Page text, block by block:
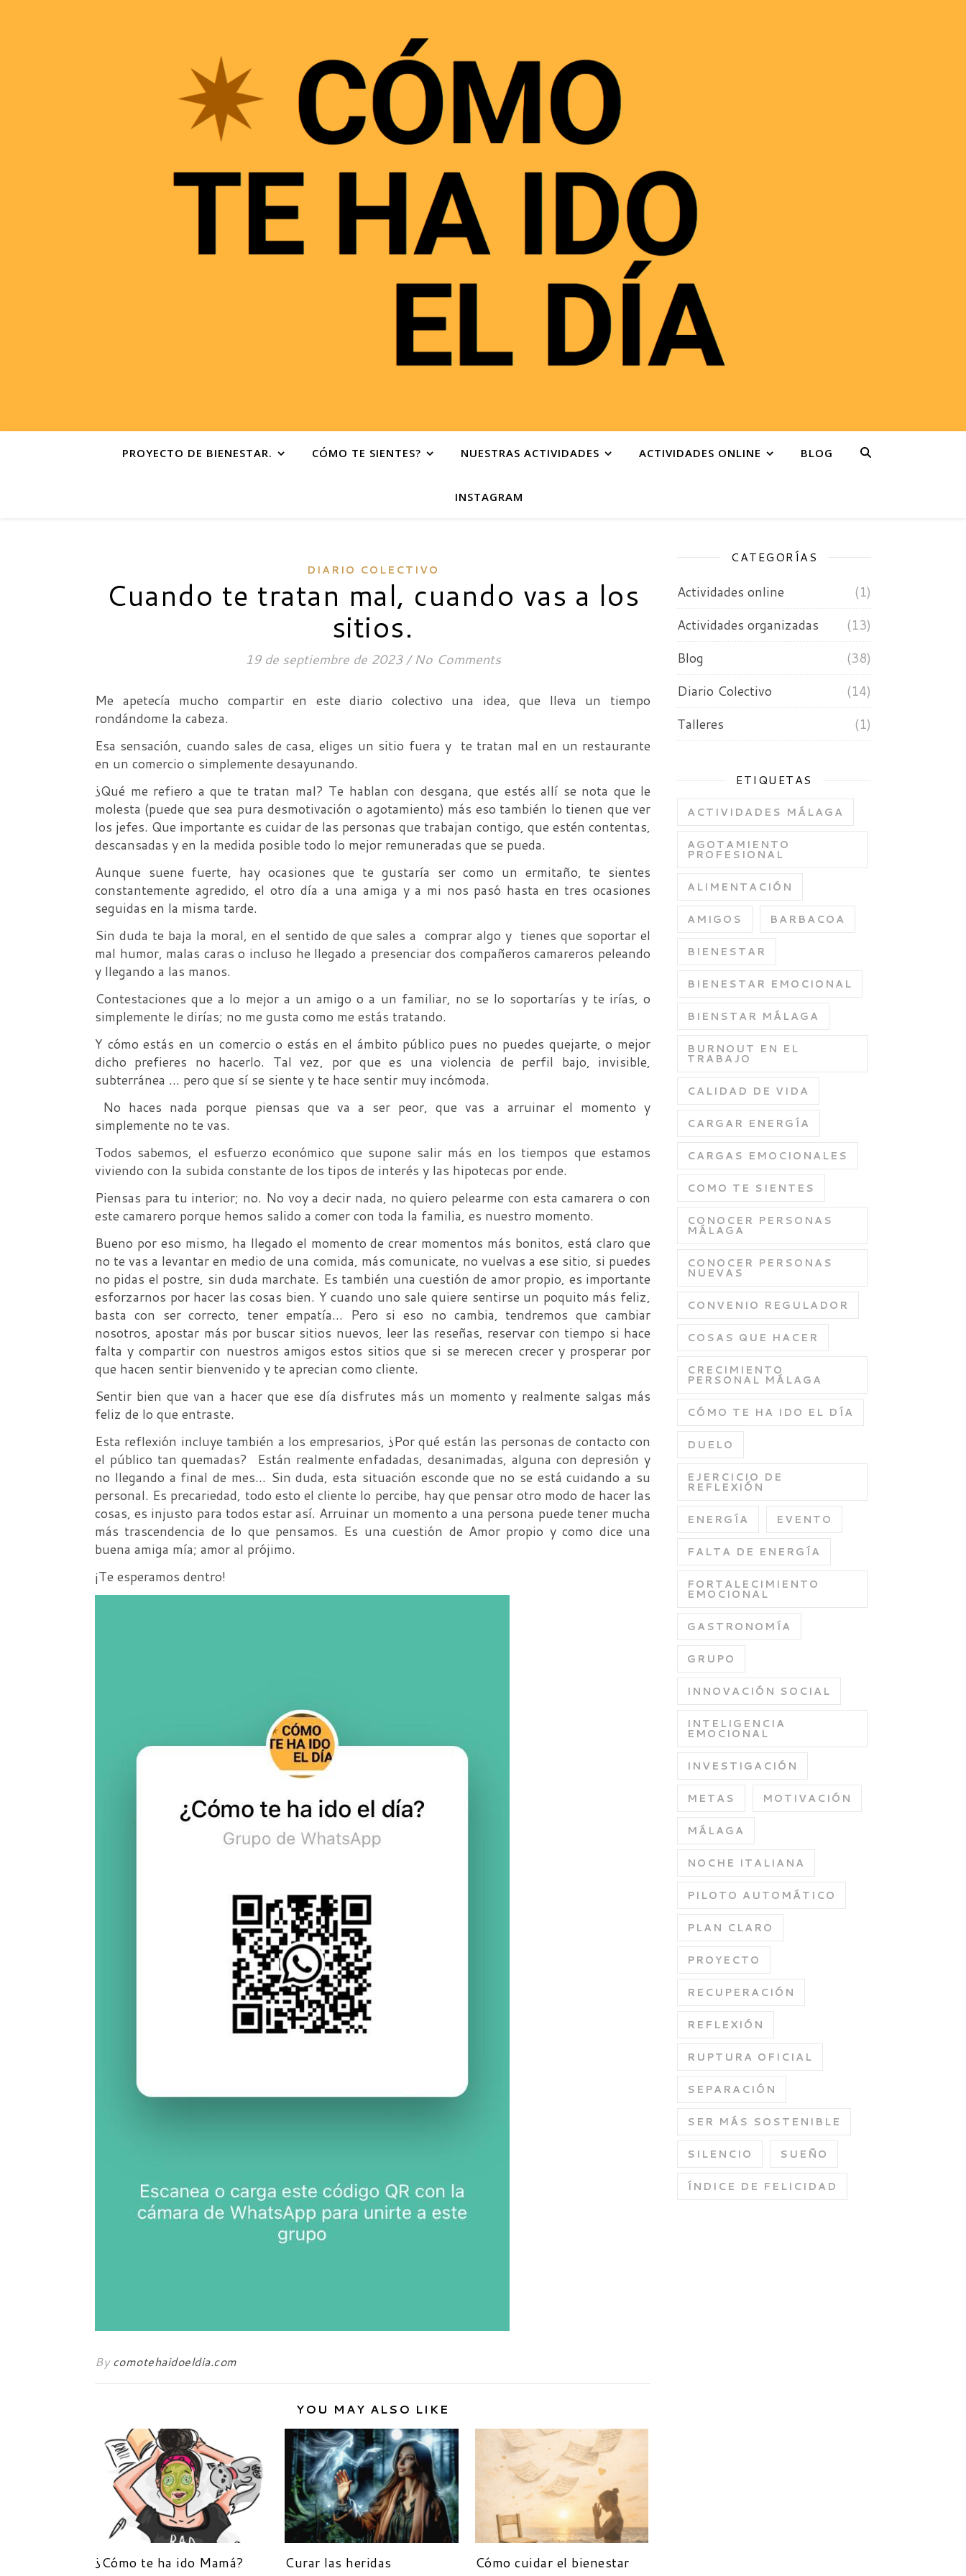
PROYECTO DE BIENESTAR. CÓMO TE SIENTES? NUESTRAS ACTIVIDADES ACTIVIDADES ONLINE BLOG
INSTAGRAM
DIARIO COLECTIVO
Cuando te tratan mal, cuando vas a los
sitios.
19 de septiembre de 2023 / No Comments
Me apetecía mucho compartir en este diario colectivo una idea, que lleva un tiempo
rondándome la cabeza.
Esa sensación, cuando sales de casa, eliges un sitio fuera y te tratan mal en un restaurante
en un comercio o simplemente desayunando.
¿Qué me refiero a que te tratan mal? Te hablan con desgana, que estés allí se nota que le
molesta (puede que sea pura desmotivación o agotamiento) más eso también lo tienen que ver
los jefes. Que importante es cuidar de las personas que trabajan contigo, que estén contentas,
descansadas y en la medida posible todo lo mejor remuneradas que se pueda.
Aunque suene fuerte, hay ocasiones que te gustaría ser como un ermitaño, te sientes
constantemente agredido, el otro día a una amiga y a mi nos pasó hasta en tres ocasiones
seguidas en la misma tarde.
Sin duda te baja la moral, en el sentido de que sales a comprar algo y tienes que soportar el
mal humor, malas caras o incluso he llegado a presenciar dos compañeros camareros peleando
y llegando a las manos.
Contestaciones que a lo mejor a un amigo o a un familiar, no se lo soportarías y te irías, o
simplemente le dirías; no me gusta como me estás tratando.
Y cómo estás en un comercio o estás en el ámbito público pues no puedes quejarte, o mejor
dicho prefieres no hacerlo. Tal vez, por que es una violencia de perfil bajo, invisible,
subterránea … pero que sí se siente y te hace sentir muy incómoda.
No haces nada porque piensas que va a ser peor, que vas a arruinar el momento y
simplemente no te vas.
Todos sabemos, el esfuerzo económico que supone salir más en los tiempos que estamos
viviendo con la subida constante de los tipos de interés y las hipotecas por ende.
Piensas para tu interior; no. No voy a decir nada, no quiero pelearme con esta camarera o con
este camarero porque hemos salido a comer con toda la familia, es nuestro momento.
Bueno por eso mismo, ha llegado el momento de crear momentos más bonitos, está claro que
no te vas a levantar en medio de una comida, más comunicate, no vuelvas a ese sitio, si puedes
no pidas el postre, sin duda marchate. Es también una cuestión de amor propio, es importante
esforzarnos por hacer las cosas bien. Y cuando uno sale quiere sentirse un poquito más feliz,
basta con ser correcto, tener empatía… Pero si eso no cambia, tendremos que cambiar
nosotros, apostar más por buscar sitios nuevos, leer las reseñas, reservar con tiempo si hace
falta y compartir con nuestros amigos estos sitios que si se merecen crecer y prosperar por
que hacen sentir bienvenido y te aprecian como cliente.
Sentir bien que van a hacer que ese día disfrutes más un momento y realmente salgas más
feliz de lo que entraste.
Esta reflexión incluye también a los empresarios, ¿Por qué están las personas de contacto con
el público tan quemadas? Están realmente enfadadas, desanimadas, alguna con depresión y
no llegando a final de mes… Sin duda, esta situación esconde que no se está cuidando a su
personal. Es precariedad, todo esto el cliente lo percibe, hay que pensar otro modo de hacer las
cosas, es injusto para todos estar así. Arruinar un momento a una persona puede tener mucha
más trascendencia de lo que pensamos. Es una cuestión de Amor propio y como dice una
buena amiga mía; amor al prójimo.
¡Te esperamos dentro!
Bycomotehaidoeldia.com
YOU MAY ALSO LIKE
¿Cómo te ha ido Mamá? Curar las heridas Cómo cuidar el bienestar
CATEGORÍAS
Actividades online
(1)
Actividades organizadas
(13)
Blog
(38)
Diario Colectivo
(14)
Talleres
(1)
ETIQUETAS
ACTIVIDADES MÁLAGA
AGOTAMIENTO
PROFESIONAL
ALIMENTACIÓN
AMIGOS BARBACOA
BIENESTAR
BIENESTAR EMOCIONAL
BIENSTAR MÁLAGA
BURNOUT EN EL
TRABAJO
CALIDAD DE VIDA
CARGAR ENERGÍA
CARGAS EMOCIONALES
COMO TE SIENTES
CONOCER PERSONAS
MÁLAGA
CONOCER PERSONAS
NUEVAS
CONVENIO REGULADOR
COSAS QUE HACER
CRECIMIENTO
PERSONAL MÁLAGA
CÓMO TE HA IDO EL DÍA
DUELO
EJERCICIO DE
REFLEXIÓN
ENERGÍA EVENTO
FALTA DE ENERGÍA
FORTALECIMIENTO
EMOCIONAL
GASTRONOMÍA
GRUPO
INNOVACIÓN SOCIAL
INTELIGENCIA
EMOCIONAL
INVESTIGACIÓN
METAS MOTIVACIÓN
MÁLAGA
NOCHE ITALIANA
PILOTO AUTOMÁTICO
PLAN CLARO
PROYECTO
RECUPERACIÓN
REFLEXIÓN
RUPTURA OFICIAL
SEPARACIÓN
SER MÁS SOSTENIBLE
SILENCIO SUEÑO
ÍNDICE DE FELICIDAD